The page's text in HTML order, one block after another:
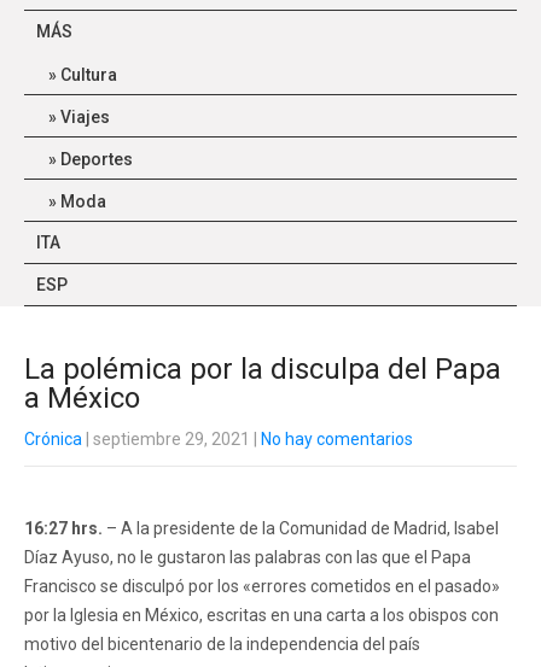
MÁS
Cultura
Viajes
Deportes
Moda
ITA
ESP
La polémica por la disculpa del Papa
a México
Crónica | septiembre 29, 2021 No hay comentarios
16:27 hrs. – A la presidente de la Comunidad de Madrid, Isabel
Díaz Ayuso, no le gustaron las palabras con las que el Papa
Francisco se disculpó por los «errores cometidos en el pasado»
por la Iglesia en México, escritas en una carta a los obispos con
motivo del bicentenario de la independencia del país